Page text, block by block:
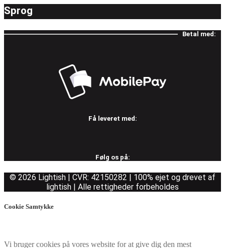
Sprog
Betal med:
Få leveret med:
Følg os på:
© 2026 Lightish | CVR: 42150282 | 100% ejet og drevet af
lightish | Alle rettigheder forbeholdes
Cookie Samtykke
Vi bruger cookies på vores website for at give dig den mest